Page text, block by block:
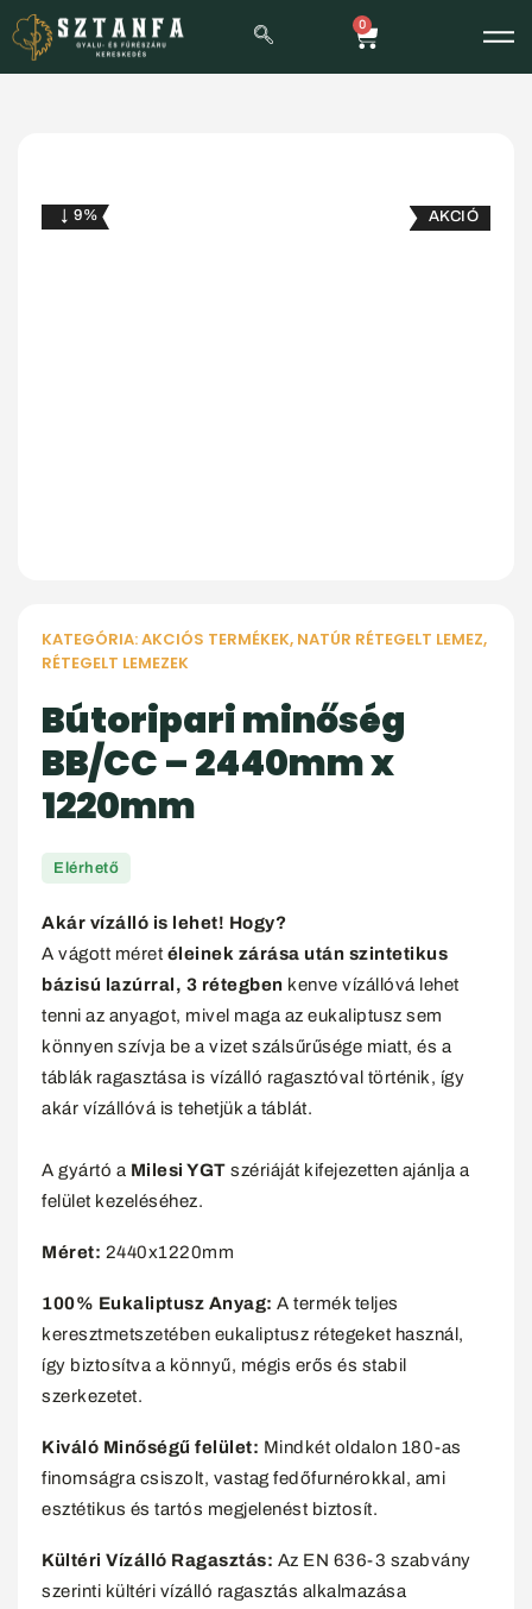
0
↓ 9% AKCIÓ
KATEGÓRIA:AKCIÓS TERMÉKEK, NATÚR RÉTEGELT LEMEZ,
RÉTEGELT LEMEZEK
Bútoripari minőség
BB/CC – 2440mm x
1220mm
Elérhető
Akár vízálló is lehet! Hogy?
A vágott méret éleinek zárása után szintetikus
bázisú lazúrral, 3 rétegben kenve vízállóvá lehet
tenni az anyagot, mivel maga az eukaliptusz sem
könnyen szívja be a vizet szálsűrűsége miatt, és a
táblák ragasztása is vízálló ragasztóval történik, így
akár vízállóvá is tehetjük a táblát.
A gyártó a Milesi YGT szériáját kifejezetten ajánlja a
felület kezeléséhez.
Méret: 2440x1220mm
100% Eukaliptusz Anyag: A termék teljes
keresztmetszetében eukaliptusz rétegeket használ,
így biztosítva a könnyű, mégis erős és stabil
szerkezetet.
Kiváló Minőségű felület: Mindkét oldalon 180-as
finomságra csiszolt, vastag fedőfurnérokkal, ami
esztétikus és tartós megjelenést biztosít.
Kültéri Vízálló Ragasztás: Az EN 636-3 szabvány
szerinti kültéri vízálló ragasztás alkalmazása